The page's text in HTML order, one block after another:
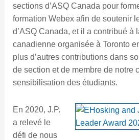
sections d’ASQ Canada pour
formation Webex afin de soutenir
d’ASQ Canada, et il a contribué à
canadienne organisée à Toronto
plus d’autres contributions dans
de section et de membre de notre
sensibilisation des étudiants.
En 2020, J.P.
a relevé le
défi de nous